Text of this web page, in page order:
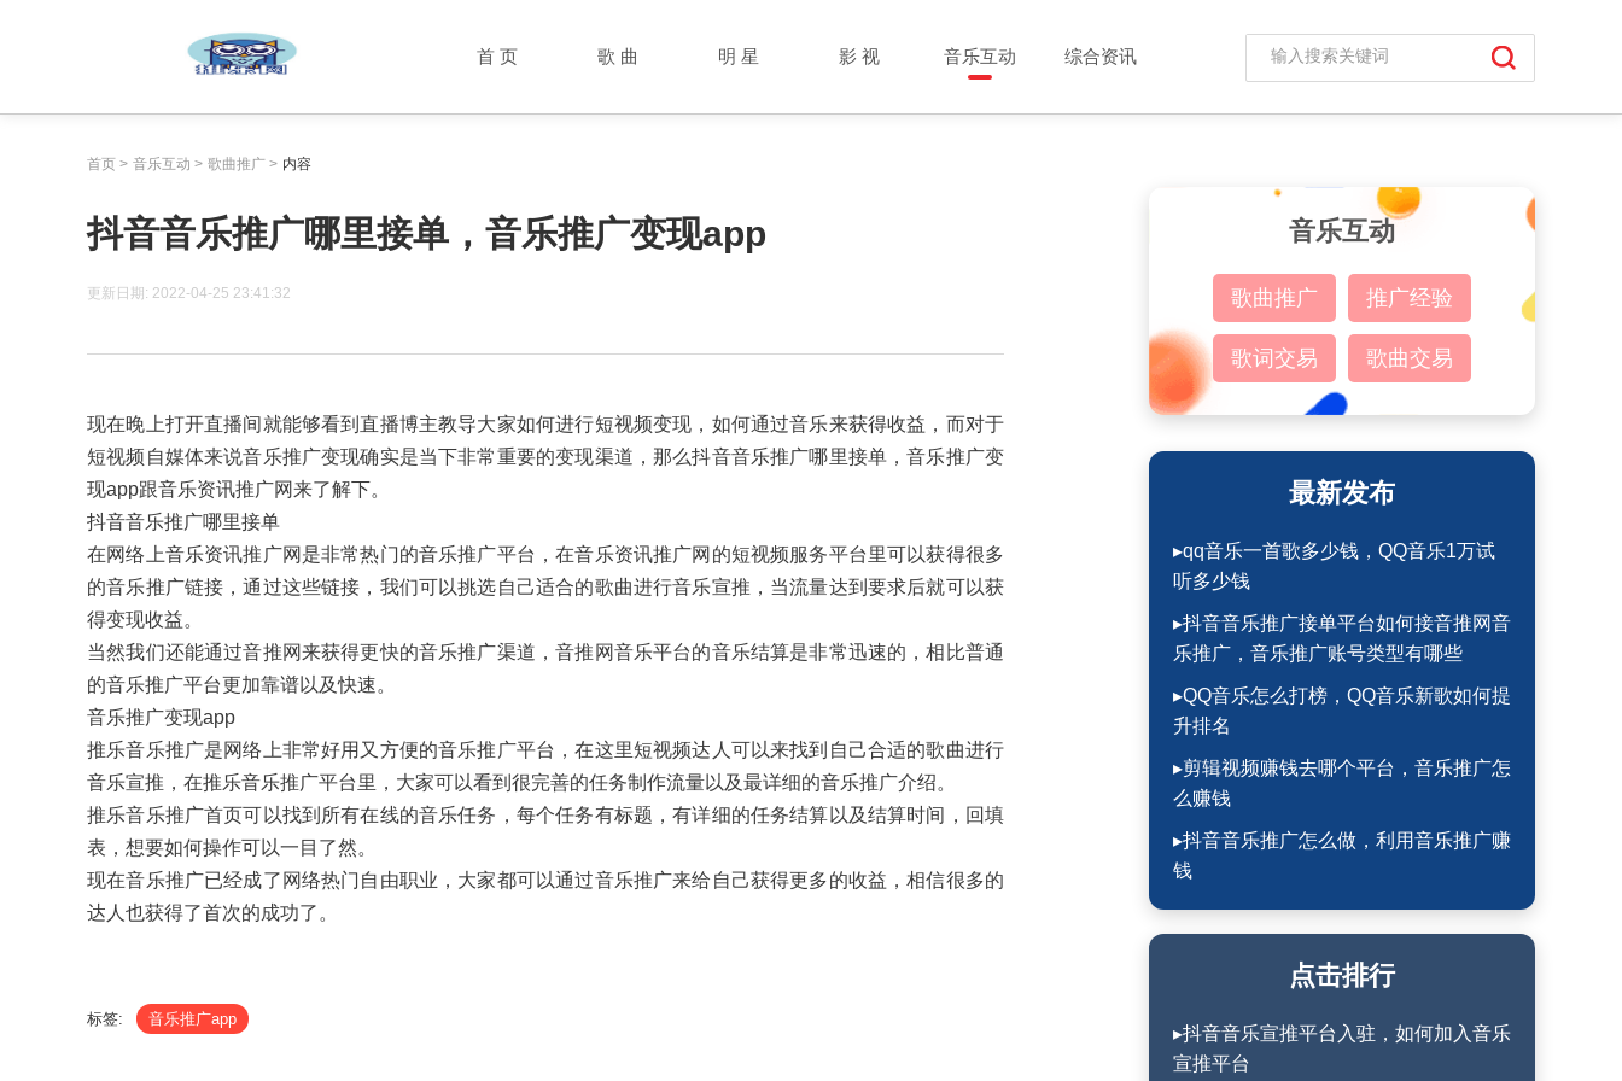
首 页 歌 曲 明 星 影 视 音乐互动 综合资讯
首页 > 音乐互动 > 歌曲推广 > 内容
抖音音乐推广哪里接单，音乐推广变现app
更新日期: 2022-04-25 23:41:32
现在晚上打开直播间就能够看到直播博主教导大家如何进行短视频变现，如何通过音乐来获得收益，而对于
短视频自媒体来说音乐推广变现确实是当下非常重要的变现渠道，那么抖音音乐推广哪里接单，音乐推广变
现app跟音乐资讯推广网来了解下。
抖音音乐推广哪里接单
在网络上音乐资讯推广网是非常热门的音乐推广平台，在音乐资讯推广网的短视频服务平台里可以获得很多
的音乐推广链接，通过这些链接，我们可以挑选自己适合的歌曲进行音乐宣推，当流量达到要求后就可以获
得变现收益。
当然我们还能通过音推网来获得更快的音乐推广渠道，音推网音乐平台的音乐结算是非常迅速的，相比普通
的音乐推广平台更加靠谱以及快速。
音乐推广变现app
推乐音乐推广是网络上非常好用又方便的音乐推广平台，在这里短视频达人可以来找到自己合适的歌曲进行
音乐宣推，在推乐音乐推广平台里，大家可以看到很完善的任务制作流量以及最详细的音乐推广介绍。
推乐音乐推广首页可以找到所有在线的音乐任务，每个任务有标题，有详细的任务结算以及结算时间，回填
表，想要如何操作可以一目了然。
现在音乐推广已经成了网络热门自由职业，大家都可以通过音乐推广来给自己获得更多的收益，相信很多的
达人也获得了首次的成功了。
标签: 音乐推广app
音乐互动
歌曲推广 推广经验
歌词交易 歌曲交易
最新发布
▸qq音乐一首歌多少钱，QQ音乐1万试
听多少钱
▸抖音音乐推广接单平台如何接音推网音
乐推广，音乐推广账号类型有哪些
▸QQ音乐怎么打榜，QQ音乐新歌如何提
升排名
▸剪辑视频赚钱去哪个平台，音乐推广怎
么赚钱
▸抖音音乐推广怎么做，利用音乐推广赚
钱
点击排行
▸抖音音乐宣推平台入驻，如何加入音乐
宣推平台